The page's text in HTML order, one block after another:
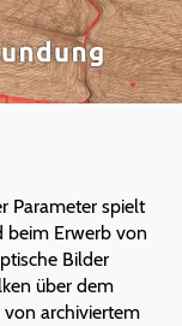
Parameter spielt
beim Erwerb von
Bilder
über dem
von archiviertem